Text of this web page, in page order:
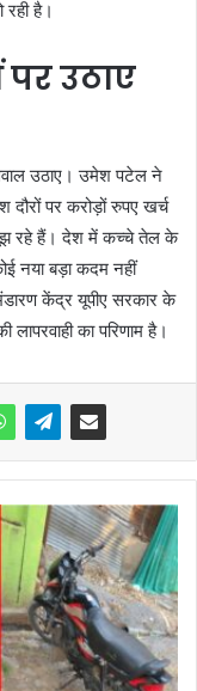
है।
पर उठाए
सवाल उठाए। उमेश पटेल ने
दौरों पर करोड़ों रुपए खर्च
रहे हैं। देश में कच्चे तेल के
नया बड़ा कदम नहीं
केंद्र यूपीए सरकार के
का परिणाम है।